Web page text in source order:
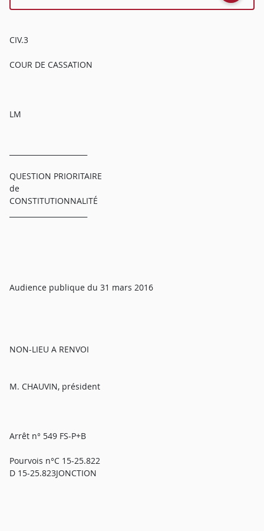
CIV.3
COUR DE CASSATION
LM
QUESTION PRIORITAIRE
de
CONSTITUTIONNALITÉ
Audience publique du 31 mars 2016
NON-LIEU A RENVOI
M. CHAUVIN, président
Arrêt n° 549 FS-P+B
Pourvois n°C 15-25.822
D 15-25.823JONCTION